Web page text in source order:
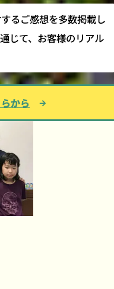
るご感想を多数掲載し
じて、お客様のリアル
から